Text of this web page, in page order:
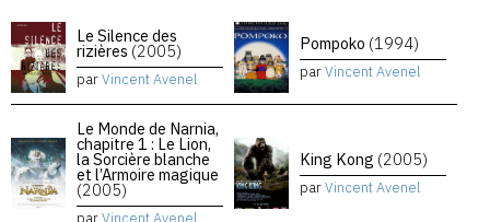
Le Silence des
rizières (2005)
parVincent Avenel
Pompoko (1994)
parVincent Avenel
Le Monde de Narnia,
chapitre 1 : Le Lion,
la Sorcière blanche
et l’Armoire magique
(2005)
parVincent Avenel
King Kong (2005)
parVincent Avenel